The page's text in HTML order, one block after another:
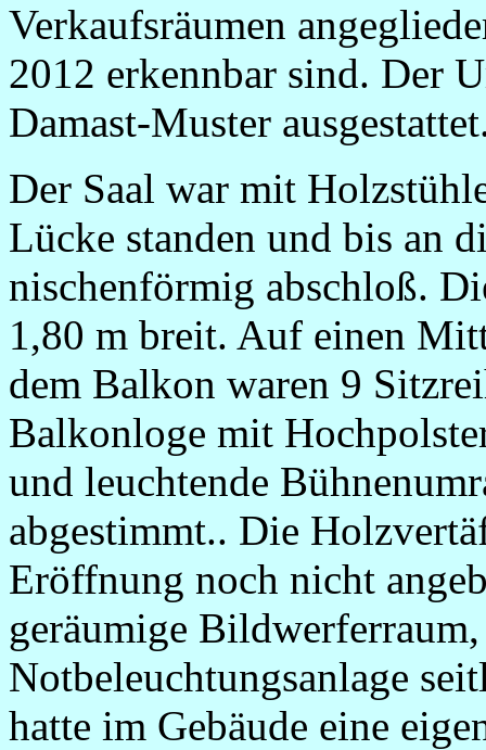
Verkaufsräumen
2012 erkennbar sind. Der
Damast-Muster
Der Saal war mit
Lücke standen und bis an
nischenförmig abschloß.
1,80 m breit. Auf einen
dem Balkon waren 9
Balkonloge mit
und leuchtende
abgestimmt.. Die
Eröffnung noch nicht
geräumige
Notbeleuchtungsanlage
hatte im Gebäude eine